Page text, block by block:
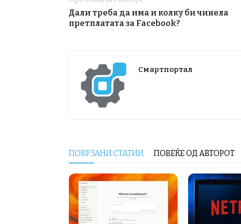
Дали треба да има и колку би чинела
претплатата за Facebook?
Смартпортал
ПОВРЗАНИ СТАТИИ ПОВЕЌЕ ОД АВТОРОТ